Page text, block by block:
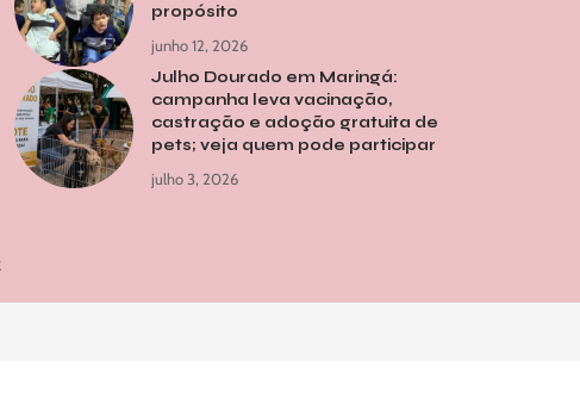
propósito
junho 12, 2026
Julho Dourado em Maringá:
campanha leva vacinação,
castração e adoção gratuita de
pets; veja quem pode participar
julho 3, 2026